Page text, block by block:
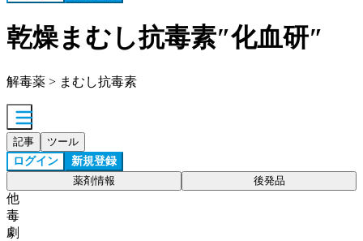
乾燥まむし抗毒素″化血研″
解毒薬 > まむし抗毒素
記事 ツール
ログイン 新規登録
薬剤情報 後発品
他
毒
劇